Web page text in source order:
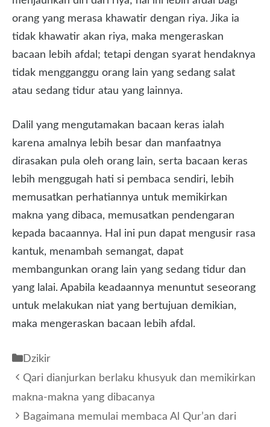
orang yang merasa khawatir dengan riya. Jika ia
tidak khawatir akan riya, maka mengeraskan
bacaan lebih afdal; tetapi dengan syarat hendaknya
tidak mengganggu orang lain yang sedang salat
atau sedang tidur atau yang lainnya.
Dalil yang mengutamakan bacaan keras ialah
karena amalnya lebih besar dan manfaatnya
dirasakan pula oleh orang lain, serta bacaan keras
lebih menggugah hati si pembaca sendiri, lebih
memusatkan perhatiannya untuk memikirkan
makna yang dibaca, memusatkan pendengaran
kepada bacaannya. Hal ini pun dapat mengusir rasa
kantuk, menambah semangat, dapat
membangunkan orang lain yang sedang tidur dan
yang lalai. Apabila keadaannya menuntut seseorang
untuk melakukan niat yang bertujuan demikian,
maka mengeraskan bacaan lebih afdal.
Kategori
Dzikir
Qari dianjurkan berlaku khusyuk dan memikirkan
makna-makna yang dibacanya
Bagaimana memulai membaca Al Qur’an dari